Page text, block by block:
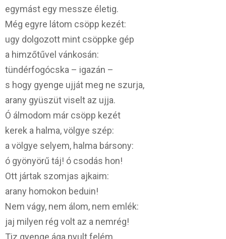
egymást egy messze életig.
Még egyre látom csöpp kezét:
ugy dolgozott mint csöppke gép
a himzőtűvel vánkosán:
tündérfogócska – igazán –
s hogy gyenge ujját meg ne szurja,
arany gyüszüt viselt az ujja.
Ó álmodom már csöpp kezét
kerek a halma, völgye szép:
a völgye selyem, halma bársony:
ó gyönyörű táj! ó csodás hon!
Ott jártak szomjas ajkaim:
arany homokon beduin!
Nem vágy, nem álom, nem emlék:
jaj milyen rég volt az a nemrég!
Tiz gyenge ága nyult felém